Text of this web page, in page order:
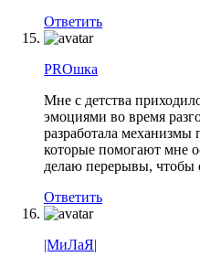
Ответить
PROшка
Мне с детства
эмоциями во время
разработала механизмы
которые помогают мне
делаю перерывы, чтобы
Ответить
|МиЛаЯ|